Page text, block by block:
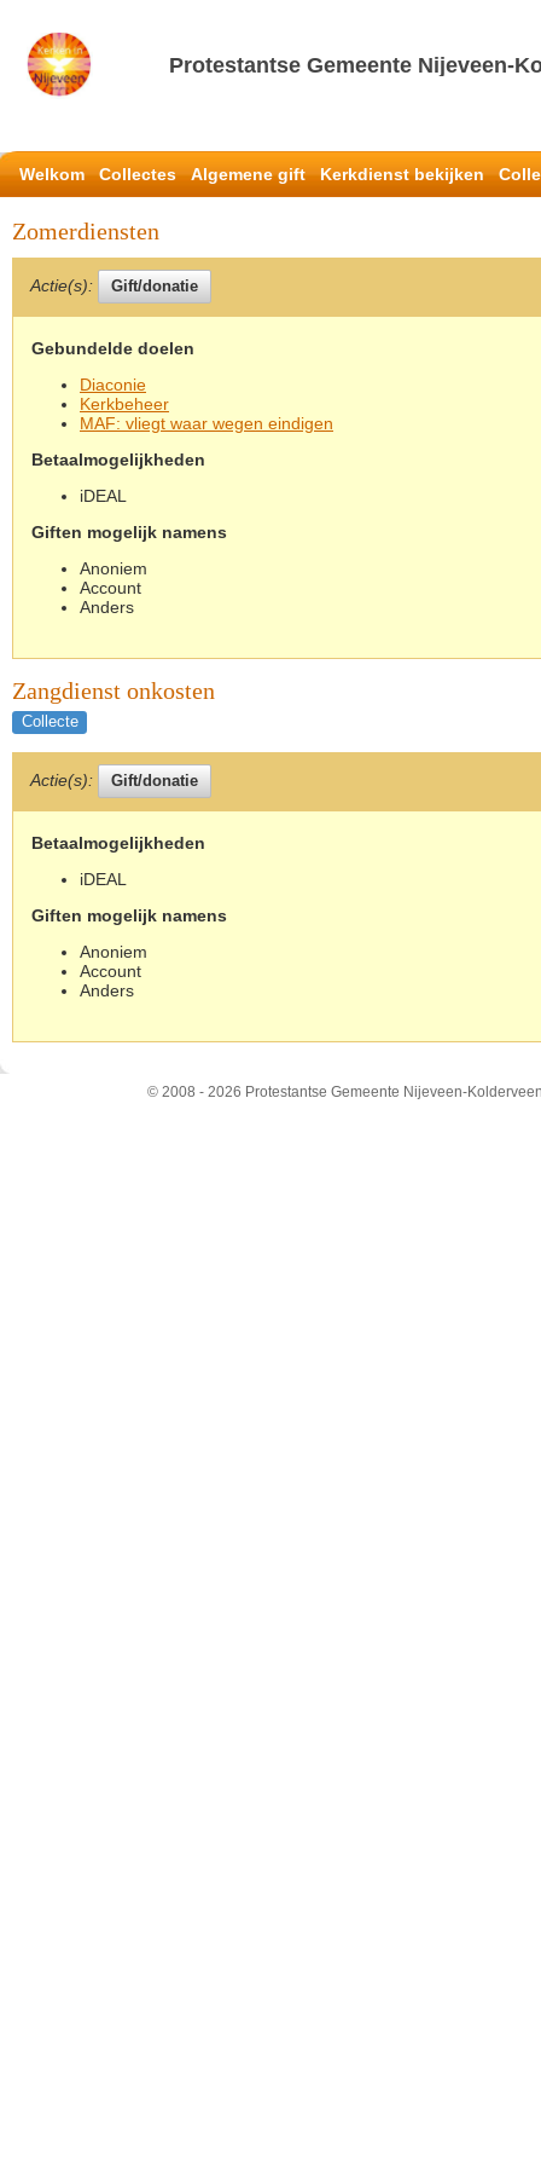
Protestantse Gemeente Nijeveen-
Welkom Collectes Algemene gift Kerkdienst bekijken
Zomerdiensten
Actie(s):
Gebundelde doelen
Diaconie
Kerkbeheer
MAF: vliegt waar wegen eindigen
Betaalmogelijkheden
iDEAL
Giften mogelijk namens
Anoniem
Account
Anders
Zangdienst onkosten
Collecte
Actie(s):
Betaalmogelijkheden
iDEAL
Giften mogelijk namens
Anoniem
Account
Anders
© 2008 - 2026 Protestantse Gemeente Nijeveen-